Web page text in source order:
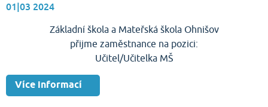
01|03 2024
Základní škola a Mateřská škola Ohnišov
přijme zaměstnance na pozici:
Učitel/Učitelka MŠ
Více informací